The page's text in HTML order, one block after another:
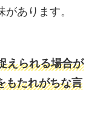
あります。
えられる場合が
もたれがちな言